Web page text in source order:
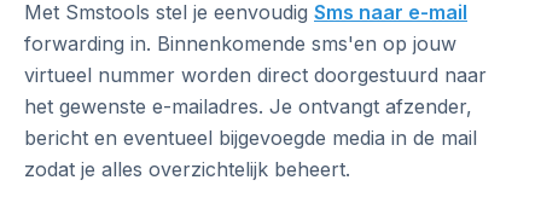
Met Smstools stel je eenvoudig Sms naar e-mail
forwarding in. Binnenkomende sms'en op jouw
virtueel nummer worden direct doorgestuurd naar
het gewenste e-mailadres. Je ontvangt afzender,
bericht en eventueel bijgevoegde media in de mail
zodat je alles overzichtelijk beheert.